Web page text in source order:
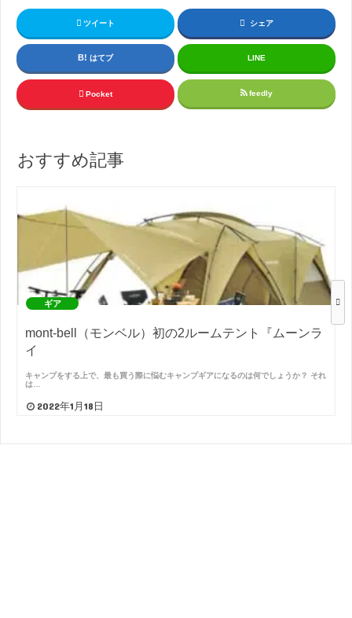
ツイート シェア
はてブ LINE
Pocket feedly
おすすめ記事
ギア
mont-bell（モンベル）初の2ルームテント『ムーンラ
イ
キャンプをする上で、最も買う際に悩むキャンプギアになるのは何でしょうか？ それ
は…
2022年1月18日